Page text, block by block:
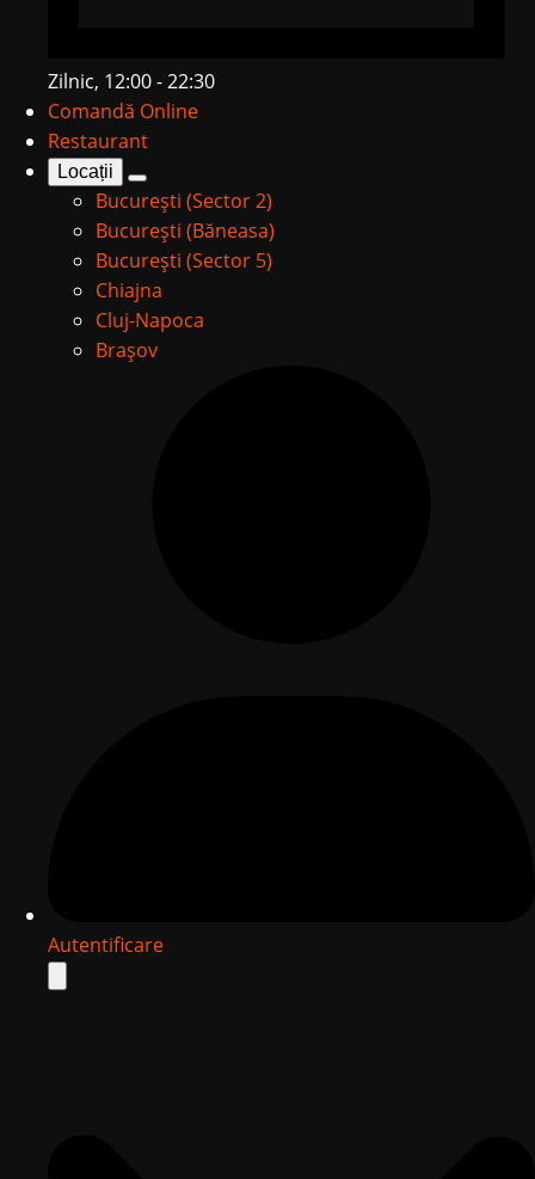
Zilnic, 12:00 - 22:30
Comandă Online
Restaurant
Locații
București (Sector 2)
București (Băneasa)
București (Sector 5)
Chiajna
Cluj-Napoca
Brașov
Autentificare